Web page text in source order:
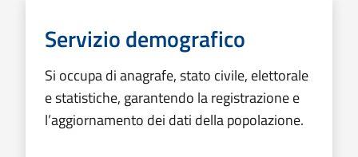
Servizio demografico
Si occupa di anagrafe, stato civile, elettorale
e statistiche, garantendo la registrazione e
l’aggiornamento dei dati della popolazione.